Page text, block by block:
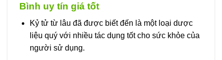
Bình uy tín giá tốt
Kỷ tử từ lâu đã được biết đến là một loại dược
liệu quý với nhiều tác dụng tốt cho sức khỏe của
người sử dụng.